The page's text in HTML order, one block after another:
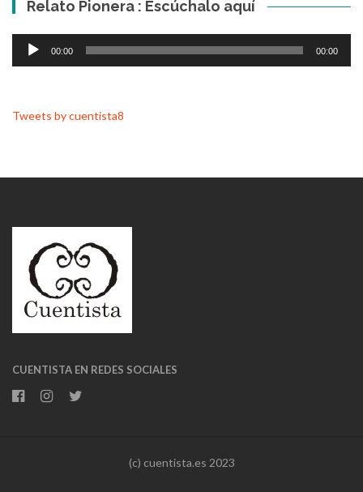
Relato Pionera : Escúchalo aquí
Reproductor
00:00 00:00
Tweets by cuentista8
CUENTISTA EN REDES SOCIALES
(c) cuentista.es 2023